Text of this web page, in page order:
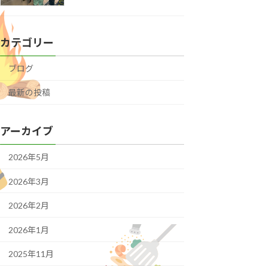
カテゴリー
ブログ
最新の投稿
アーカイブ
2026年5月
2026年3月
2026年2月
2026年1月
2025年11月